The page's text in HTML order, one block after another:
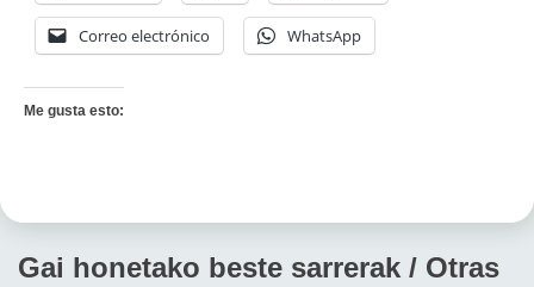
Correo electrónico WhatsApp
Me gusta esto:
Gai honetako beste sarrerak / Otras